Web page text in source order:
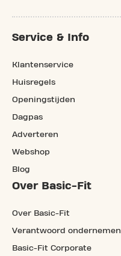
Service & Info
Klantenservice
Huisregels
Openingstijden
Dagpas
Adverteren
Webshop
Blog
Over Basic-Fit
Over Basic-Fit
Verantwoord ondernemen
Basic-Fit Corporate